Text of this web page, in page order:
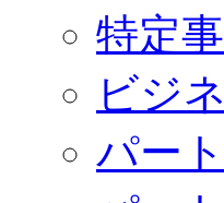
特定
ビジ
パー